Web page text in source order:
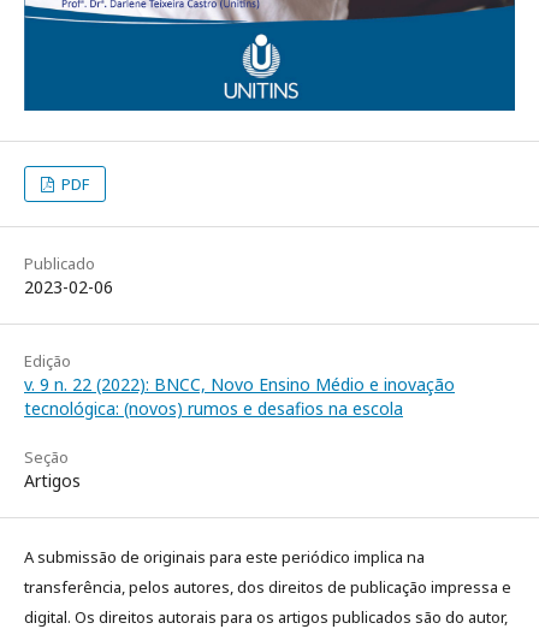
PDF
Publicado
2023-02-06
Edição
v. 9 n. 22 (2022): BNCC, Novo Ensino Médio e inovação
tecnológica: (novos) rumos e desafios na escola
Seção
Artigos
A submissão de originais para este periódico implica na
transferência, pelos autores, dos direitos de publicação impressa e
digital. Os direitos autorais para os artigos publicados são do autor,